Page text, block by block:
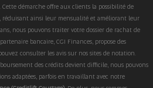
démarche offre aux clients la possibilité de
réduisant ainsi leur mensualité et améliorant leur
nous pouvons traiter votre dossier de rachat de
bancaire, CGI Finances, propose des
consulter les avis sur nos sites de notation.
des crédits devient difficile, nous pouvons
adaptées, parfois en travaillant avec notre